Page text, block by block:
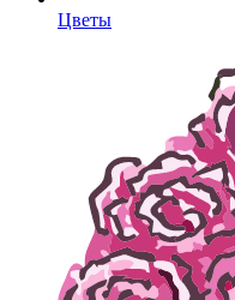
Цветы